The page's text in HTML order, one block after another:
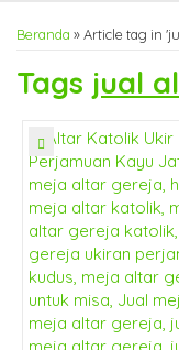
Beranda »Article tag in
Tags jual